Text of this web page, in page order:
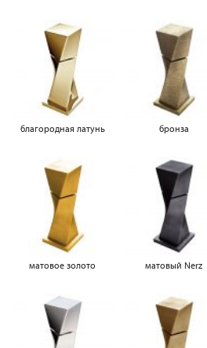
благородная латунь бронза
матовое золото матовый Nerz